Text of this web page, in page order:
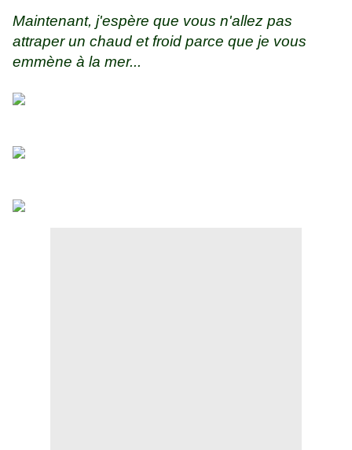
Maintenant, j'espère que vous n'allez pas
attraper un chaud et froid parce que je vous
emmène à la mer...